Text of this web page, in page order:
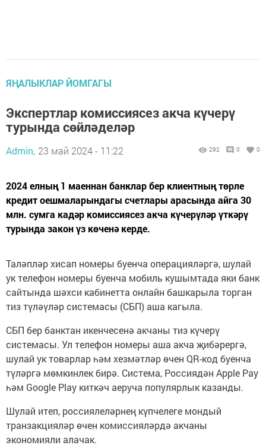
ЯҢАЛЫКЛАР ЙОМГАГЫ
Экспертлар комиссиясез акча күчерү
турында сөйләделәр
Admin, 23 май 2024 - 11:22 292 0 0
2024 елның 1 маеннан банклар бер клиентның төрле
кредит оешмаларындагы счетлары арасында айга 30
млн. сумга кадәр комиссиясез акча күчерүләр үткәрү
турында закон үз көченә керде.
Таләпләр хисап номеры буенча операцияләргә, шулай
ук телефон номеры буенча мобиль кушымтада яки банк
сайтында шәхси кабинетта онлайн башкарыла торган
тиз түләүләр системасы (СБП) аша кагыла.
СБП бер банктан икенчесенә акчаны тиз күчерү
системасы. Ул телефон номеры аша акча җибәрергә,
шулай ук товарлар һәм хезмәтләр өчен QR-код буенча
түләргә мөмкинлек бирә. Система, Россиядән Apple Pay
һәм Google Play киткәч аеруча популярлык казанды.
Шулай итеп, россиялеләрнең күпчелеге мондый
транзакцияләр өчен комиссияләрдә акчаны
экономияли алачак.